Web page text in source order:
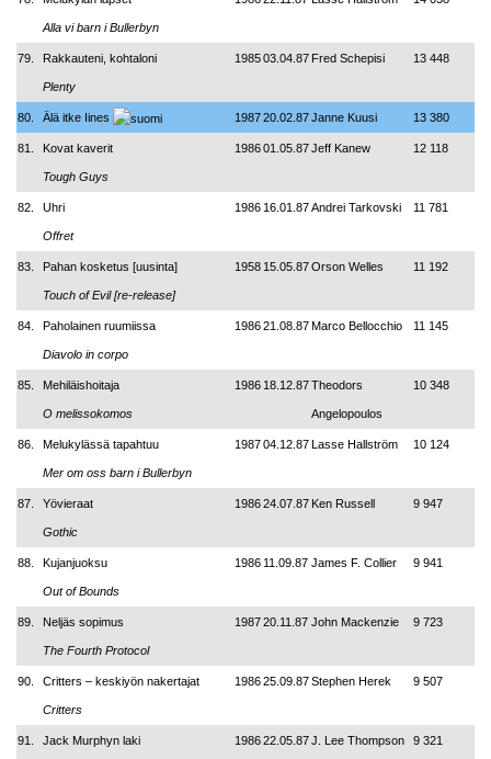
Alla vi barn i Bullerbyn
79. Rakkauteni, kohtaloni
Plenty
198503.04.87 Fred Schepisi 13 448
80. Älä itke Iines 198720.02.87Janne Kuusi 13 380
81. Kovat kaverit
Tough Guys
198601.05.87Jeff Kanew 12 118
82. Uhri
Offret
1986 16.01.87Andrei Tarkovski 11 781
83. Pahan kosketus [uusinta]
Touch of Evil [re-release]
1958 15.05.87Orson Welles 11 192
84. Paholainen ruumiissa
Diavolo in corpo
198621.08.87Marco Bellocchio 11 145
85. Mehiläishoitaja
O melissokomos
1986 18.12.87Theodors
Angelopoulos
10 348
86. Melukylässä tapahtuu
Mer om oss barn i Bullerbyn
198704.12.87Lasse Hallström 10 124
87. Yövieraat
Gothic
198624.07.87 Ken Russell 9 947
88. Kujanjuoksu
Out of Bounds
1986 11.09.87 James F. Collier 9 941
89. Neljäs sopimus
The Fourth Protocol
198720.11.87 John Mackenzie 9 723
90. Critters – keskiyön nakertajat
Critters
198625.09.87Stephen Herek 9 507
91. Jack Murphyn laki 198622.05.87J. Lee Thompson 9 321